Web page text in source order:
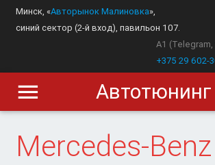
Минск, «Авторынок Малиновка»,
синий сектор (2-й вход), павильон 107.
A1 (Telegram,
+375 29 602-
Автотюнинг
Mercedes-Benz